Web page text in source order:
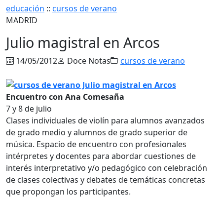
educación :: cursos de verano
MADRID
Julio magistral en Arcos
14/05/2012 Doce Notas cursos de verano
Encuentro con Ana Comesaña
7 y 8 de julio
Clases individuales de violín para alumnos avanzados
de grado medio y alumnos de grado superior de
música. Espacio de encuentro con profesionales
intérpretes y docentes para abordar cuestiones de
interés interpretativo y/o pedagógico con celebración
de clases colectivas y debates de temáticas concretas
que propongan los participantes.